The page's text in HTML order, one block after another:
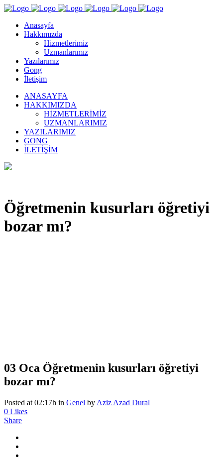
Anasayfa
Hakkımızda
Hizmetlerimiz
Uzmanlarımız
Yazılarımız
Gong
İletişim
ANASAYFA
HAKKIMIZDA
HIZMETLERIMIZ
UZMANLARIMIZ
YAZILARIMIZ
GONG
İLETIŞIM
Öğretmenin kusurları öğretiyi
bozar mı?
03 Oca Öğretmenin kusurları öğretiyi
bozar mı?
Posted at 02:17h in Genel by Aziz Azad Dural
0 Likes
Share